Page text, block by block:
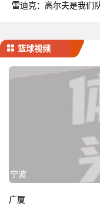
雷迪克：高尔夫是我们
篮球视频
宁波
广厦